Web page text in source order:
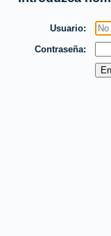
Usuario
Contraseña